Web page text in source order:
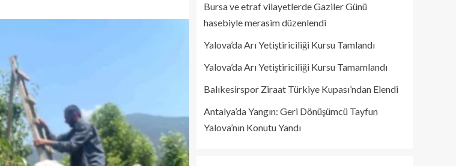
Bursa ve etraf vilayetlerde Gaziler Günü
hasebiyle merasim düzenlendi
Yalova’da Arı Yetiştiriciliği Kursu Tamlandı
Yalova’da Arı Yetiştiriciliği Kursu Tamamlandı
Balıkesirspor Ziraat Türkiye Kupası’ndan Elendi
Antalya’da Yangın: Geri Dönüşümcü Tayfun
Yalova’nın Konutu Yandı